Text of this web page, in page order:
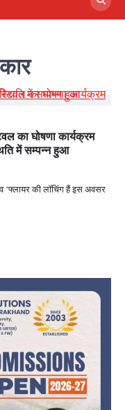
का घोषणा कार्यक्रम
में सम्पन्न हुआ
‘फ्लायर की लॉचिंग हैं इस अवसर